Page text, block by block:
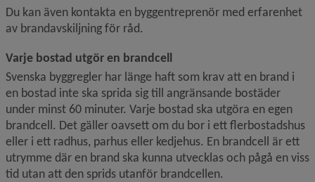
Du kan även kontakta en byggentreprenör med erfarenhet
av brandavskiljning för råd.
Varje bostad utgör en brandcell
Svenska byggregler har länge haft som krav att en brand i
en bostad inte ska sprida sig till angränsande bostäder
under minst 60 minuter. Varje bostad ska utgöra en egen
brandcell. Det gäller oavsett om du bor i ett flerbostadshus
eller i ett radhus, parhus eller kedjehus. En brandcell är ett
utrymme där en brand ska kunna utvecklas och pågå en viss
tid utan att den sprids utanför brandcellen.